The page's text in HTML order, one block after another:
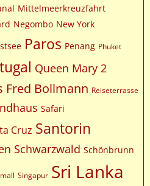
Mittelmeerkreuzfahrt
Negombo New York
Paros Penang Phuket
Queen Mary 2
Fred Bollmann Reiseterrasse
Safari
Cruz Santorin
Schwarzwald Schönbrunn
Singapur Sri Lanka